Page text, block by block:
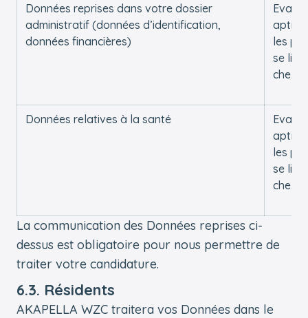
Données reprises dans votre dossier
administratif (données d’identification,
données financières)
les
se
chez
Données relatives à la santé
les
se
chez
La communication des Données reprises ci-
dessus est obligatoire pour nous permettre de
traiter votre candidature.
6.3. Résidents
AKAPELLA WZC traitera vos Données dans le